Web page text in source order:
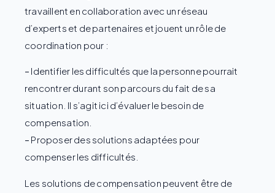
travaillent en collaboration avec un réseau
d’experts et de partenaires et jouent un rôle de
coordination pour :
– Identifier les difficultés que la personne pourrait
rencontrer durant son parcours du fait de sa
situation. Il s’agit ici d’évaluer le besoin de
compensation.
– Proposer des solutions adaptées pour
compenser les difficultés.
Les solutions de compensation peuvent être de